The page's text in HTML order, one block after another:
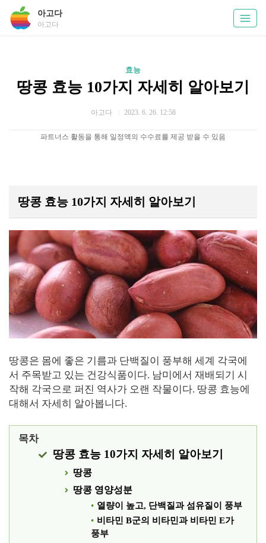
아고다
아고다
효능
땅콩 효능 10가지 자세히 알아보기
아고다 2023. 6. 26. 12:58
파트너스 활동을 통해 일정액의 수수료를 제공 받을 수 있음
땅콩 효능 10가지 자세히 알아보기
땅콩은 몸에 좋은 기름과 단백질이 풍부해 세계 각국에
서 주목받고 있는 건강식품이다. 남미에서 재배되기 시
작해 각국으로 퍼진 역사가 오랜 작물이다. 땅콩 효능에
대해서 자세히 알아봅니다.
목차
땅콩 효능 10가지 자세히 알아보기
땅콩
땅콩 영양성분
열량이 높고, 단백질과 섬유질이 풍부
비타민 B군의 비타민과 비타민 E가
풍부